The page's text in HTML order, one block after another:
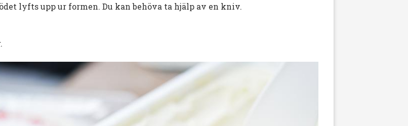
lyfts upp ur formen. Du kan behöva ta hjälp av en kniv.